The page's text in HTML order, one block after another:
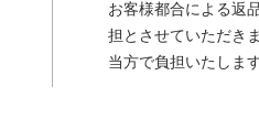
お客様都合による返
担とさせていただき
当方で負担いたします